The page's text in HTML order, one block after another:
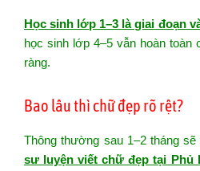
Học sinh lớp 1–3 là giai đoạn
học sinh lớp 4–5 vẫn hoàn toàn
ràng.
Bao lâu thì chữ đẹp rõ rệt?
Thông thường sau 1–2 tháng
sư luyện viết chữ đẹp tại Phủ